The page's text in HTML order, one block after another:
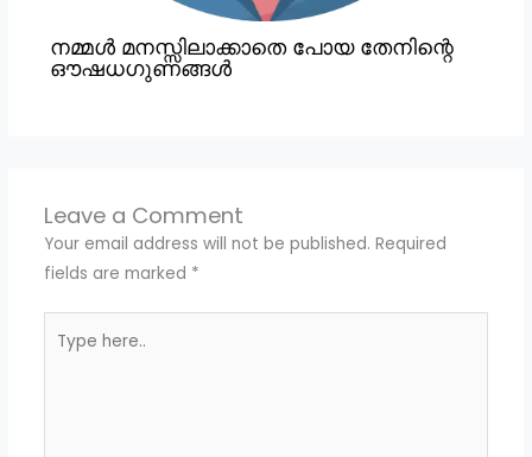
നമ്മൾ മനസ്സിലാക്കാതെ പോയ തേനിന്റെ
ഔഷധഗുണങ്ങൾ
Leave a Comment
Your email address will not be published. Required
fields are marked *
here..